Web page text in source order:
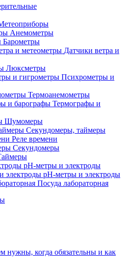
Анемометры
Барометры
Датчики ветра и
Люксметры
Психрометры и
Термоанемометры
Термографы и
Шумомеры
Секундомеры, таймеры
Реле времени
Секундомеры
pH-метры и электроды
pH-метры и электроды
Посуда лабораторная